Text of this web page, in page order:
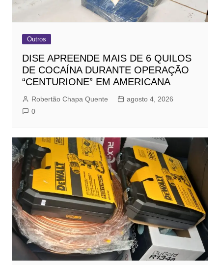
Outros
DISE APREENDE MAIS DE 6 QUILOS
DE COCAÍNA DURANTE OPERAÇÃO
“CENTURIONE” EM AMERICANA
Robertão Chapa Quente
agosto 4, 2026
0